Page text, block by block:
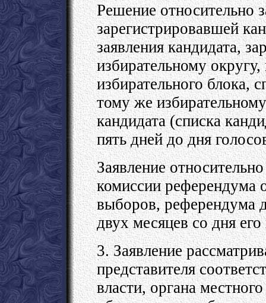
Решение относительно
зарегистрировавшей
заявления кандидата,
избирательному
избирательного блока,
тому же
кандидата (списка
пять дней до дня
Заявление
комиссии референдума
выборов, референдума
двух месяцев со дня
3. Заявление
представителя
власти, органа